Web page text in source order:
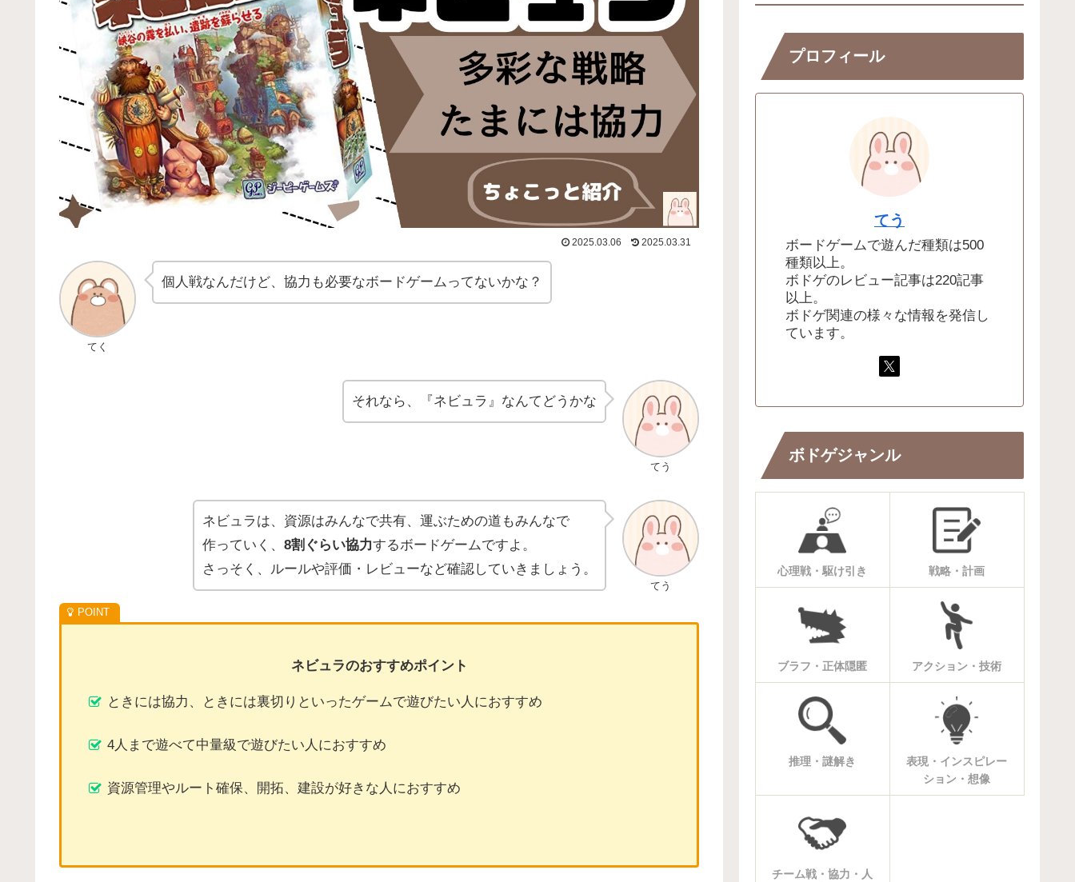
2025.03.06 2025.03.31
てく
個人戦なんだけど、協力も必要なボードゲームってないかな？
てう
それなら、『ネビュラ』なんてどうかな
てう
ネビュラは、資源はみんなで共有、運ぶための道もみんなで
作っていく、 8割ぐらい協力するボードゲームですよ。
さっそく、ルールや評価・レビューなど確認していきましょう。
ネビュラのおすすめポイント
ときには協力、ときには裏切りといったゲームで遊びたい人におすすめ
4人まで遊べて中量級で遊びたい人におすすめ
資源管理やルート確保、開拓、建設が好きな人におすすめ
プロフィール
てう
ボードゲームで遊んだ種類は500
種類以上。
ボドゲのレビュー記事は220記事
以上。
ボドゲ関連の様々な情報を発信し
ています。
ボドゲジャンル
心理戦・駆け引き 戦略・計画
ブラフ・正体隠匿 アクション・技術
推理・謎解き
表現・インスピレー
ション・想像
チーム戦・協力・人